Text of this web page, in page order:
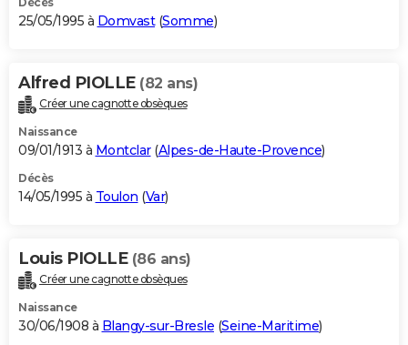
25/05/1995 à Domvast(Somme)
Alfred PIOLLE (82 ans)
Créer une cagnotte obsèques
Naissance
09/01/1913 à Montclar(Alpes-de-Haute-Provence)
Décès
14/05/1995 à Toulon (Var)
Louis PIOLLE (86 ans)
Créer une cagnotte obsèques
Naissance
30/06/1908 à Blangy-sur-Bresle (Seine-Maritime)